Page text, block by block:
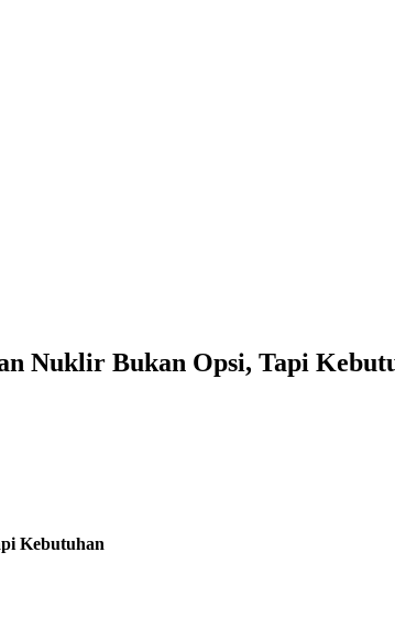
Nuklir Bukan Opsi, Tapi
Kebutuhan